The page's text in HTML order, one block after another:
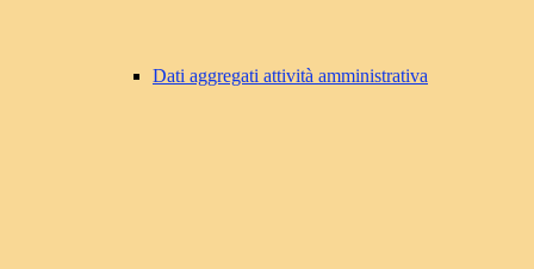
Dati aggregati attività amministrativa